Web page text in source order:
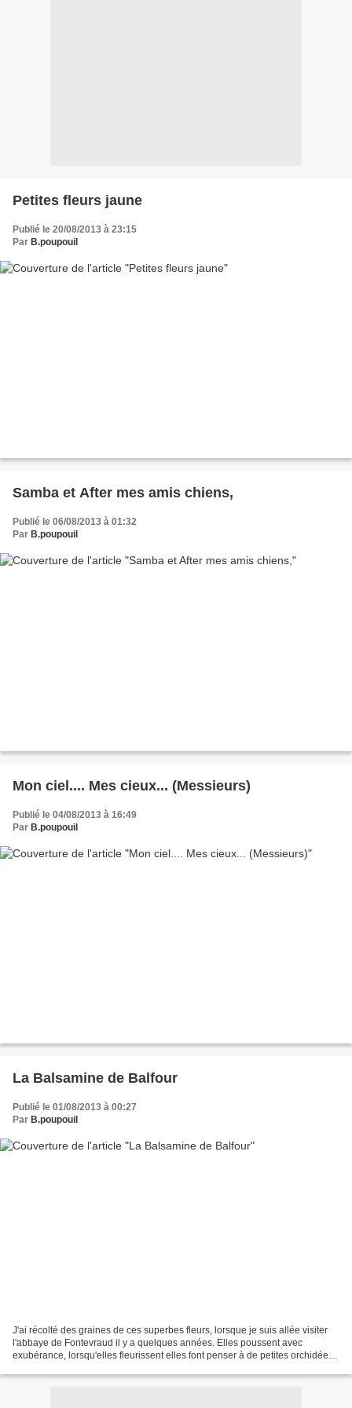
Petites fleurs jaune
Publié le 20/08/2013 à 23:15
Par B.poupouil
Samba et After mes amis chiens,
Publié le 06/08/2013 à 01:32
Par B.poupouil
Mon ciel.... Mes cieux... (Messieurs)
Publié le 04/08/2013 à 16:49
Par B.poupouil
La Balsamine de Balfour
Publié le 01/08/2013 à 00:27
Par B.poupouil
J'ai récolté des graines de ces superbes fleurs, lorsque je suis allée visiter
l'abbaye de Fontevraud il y a quelques années. Elles poussent avec
exubérance, lorsqu'elles fleurissent elles font penser à de petites orchidées.